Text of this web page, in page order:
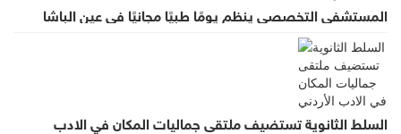
المستشفى التخصصي ينظم يومًا طبيًا مجانيًا في عين الباشا
السلط الثانوية تستضيف ملتقى جماليات المكان في الادب